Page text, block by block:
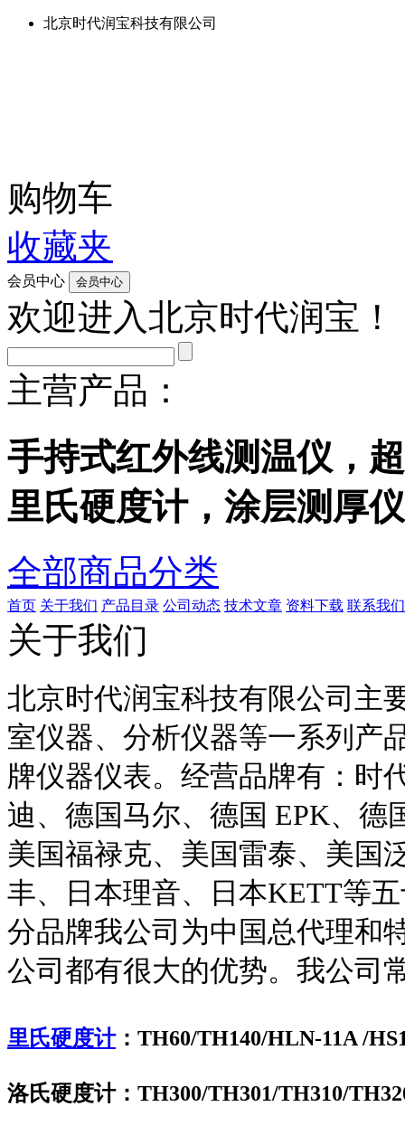
北京时代润宝科技有限公司
购物车
收藏夹
会员中心
欢迎进入北京时代润宝！
主营产品：
手持式红外线测温仪，
里氏硬度计，涂层测厚
全部商品分类
首页 关于我们 产品目录 公司动态 技术文章 资料下载 联系我们
关于我们
北京时代润宝科技有限公司主
室仪器、分析仪器等一系列产
牌仪器仪表。经营品牌有：时
迪、德国马尔、德国 EPK、
美国福禄克、美国雷泰、美国
丰、日本理音、日本KETT等
分品牌我公司为中国总代理和
公司都有很大的优势。我公司
里氏硬度计：TH60/TH140/HLN-11A /
洛氏硬度计：TH300/TH301/TH310/